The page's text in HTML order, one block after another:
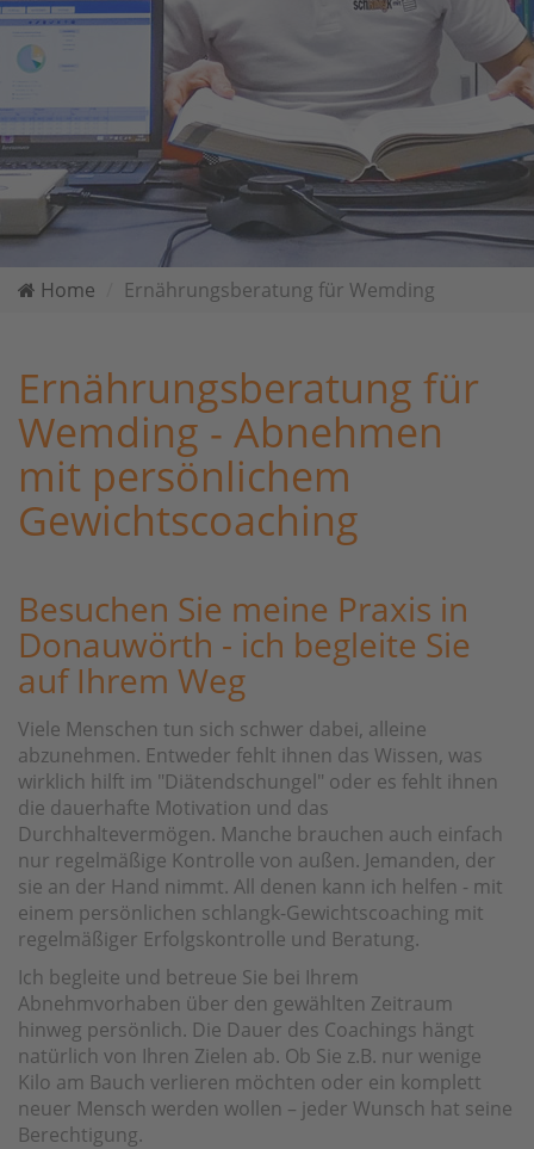
Home Ernährungsberatung für Wemding
Ernährungsberatung für
Wemding - Abnehmen
mit persönlichem
Gewichtscoaching
Besuchen Sie meine Praxis in
Donauwörth - ich begleite Sie
auf Ihrem Weg
Viele Menschen tun sich schwer dabei, alleine
abzunehmen. Entweder fehlt ihnen das Wissen, was
wirklich hilft im "Diätendschungel" oder es fehlt ihnen
die dauerhafte Motivation und das
Durchhaltevermögen. Manche brauchen auch einfach
nur regelmäßige Kontrolle von außen. Jemanden, der
sie an der Hand nimmt. All denen kann ich helfen - mit
einem persönlichen schlangk-Gewichtscoaching mit
regelmäßiger Erfolgskontrolle und Beratung.
Ich begleite und betreue Sie bei Ihrem
Abnehmvorhaben über den gewählten Zeitraum
hinweg persönlich. Die Dauer des Coachings hängt
natürlich von Ihren Zielen ab. Ob Sie z.B. nur wenige
Kilo am Bauch verlieren möchten oder ein komplett
neuer Mensch werden wollen – jeder Wunsch hat seine
Berechtigung.